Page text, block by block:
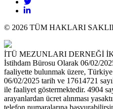
© 2026 TÜM HAKLARI
İTÜ MEZUNLARI DERNEĞİ
İstihdam Bürosu Olarak 06/02/
faaliyette bulunmak üzere,
06/02/2025 tarih ve 17614721
ile faaliyet göstermektedir. 4904
arayanlardan ücret alınması
telefon numaralarına